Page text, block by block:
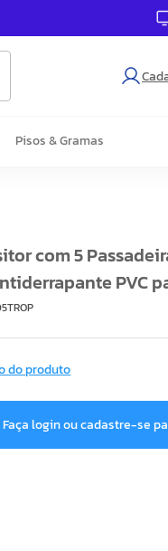
Pisos & Gramas
com 5
PVC
do produto
Faça login ou cadastre-se